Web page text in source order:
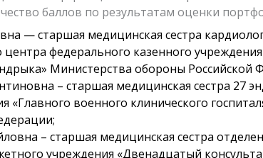
баллов по результатам оценки
— старшая медицинская сестра
федерального казенного
Министерства обороны Российской
– старшая медицинская сестра 27
«Главного военного клинического
– старшая медицинская сестра
учреждения «Двенадцатый